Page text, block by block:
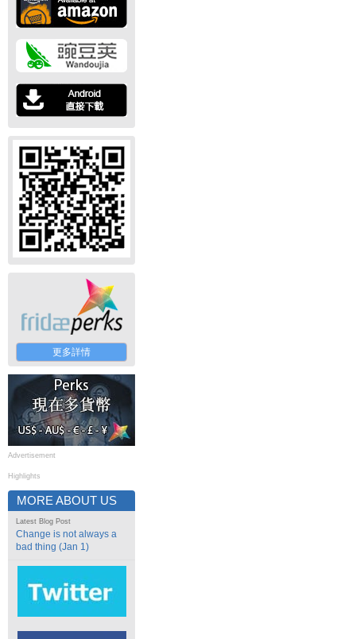
更多詳情
Advertisement
Highlights
MORE ABOUT US
Latest Blog Post
Change is not always a
bad thing (Jan 1)